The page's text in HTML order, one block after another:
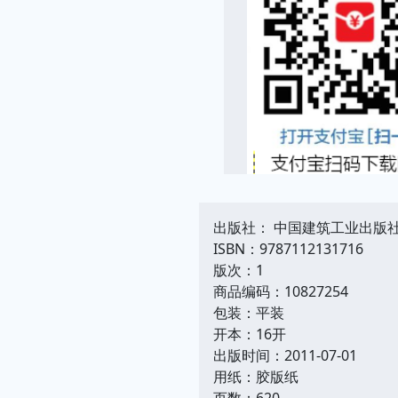
出版社： 中国建筑工业出版
ISBN：9787112131716
版次：1
商品编码：10827254
包装：平装
开本：16开
出版时间：2011-07-01
用纸：胶版纸